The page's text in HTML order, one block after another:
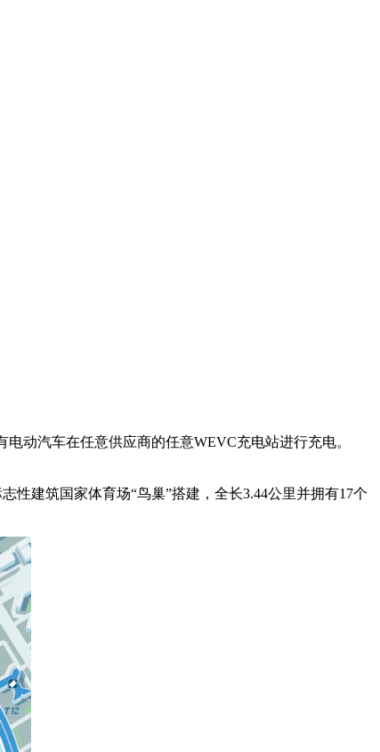
动汽车在任意供应商的任意WEVC充电站进行充电。
性建筑国家体育场“鸟巢”搭建，全长3.44公里并拥有17个